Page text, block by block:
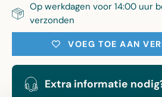
Subscribe with Confidence
View Subscription Policy
Op werkdagen voor 14:00 uur
verzonden
VOEG TOE AAN
Extra informatie